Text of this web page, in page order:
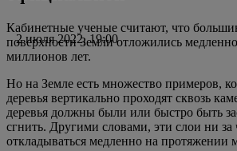
2 июля 2022, 19:00
Кабинетные ученые считают, что
поверхности Земли отложились
миллионов лет.
Но на Земле есть множество примеров,
деревья вертикально проходят сквозь
деревья должны были или быстро быть
сгнить. Другими словами, эти слои ни за
откладываться медленно на протяжении